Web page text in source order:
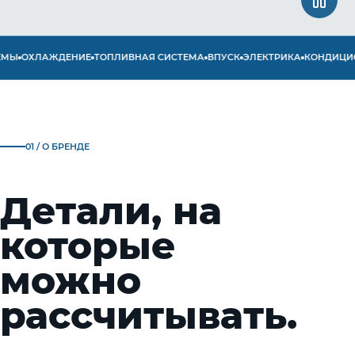
ОХЛАЖДЕНИЕ ТОПЛИВНАЯ СИСТЕМА ВПУСК ЭЛЕКТРИКА
01 / О БРЕНДЕ
Детали, на
которые
можно
рассчитывать.